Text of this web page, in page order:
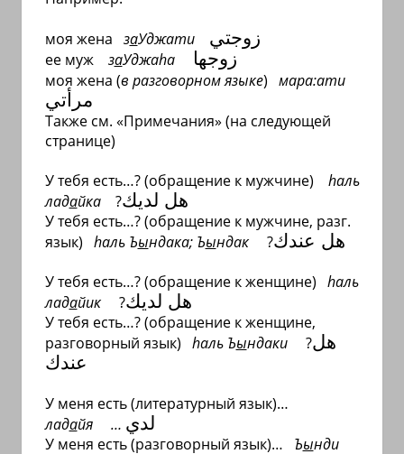
моя жена заУджати زوجتي
ее муж заУджаhа زوجها
моя жена (в разговорном языке) мара:ати
مرأتي
Также см. «Примечания» (на следующей
странице)
У тебя есть…? (обращение к мужчине) hаль
ладайка ?هل لديك
У тебя есть…? (обращение к мужчине, разг.
язык) hаль Ъындака; Ъындак ?هل عندك
У тебя есть…? (обращение к женщине) hаль
ладайик ?هل لديك
У тебя есть…? (обращение к женщине,
разговорный язык) hаль Ъындаки ?هل
عندك
У меня есть (литературный язык)…
ладайя … لدي
У меня есть (разговорный язык)… Ъынди